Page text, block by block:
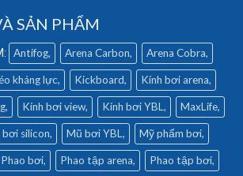
SẢN PHẨM
Antifog Arena Carbon Arena Cobra
kháng lực Kickboard Kính bơi arena
Kính bơi view Kính bơi YBL MaxLife
silicon Mũ bơi YBL Mỹ phẩm bơi
Phao bơi Phao tập arena Phao tập bơi